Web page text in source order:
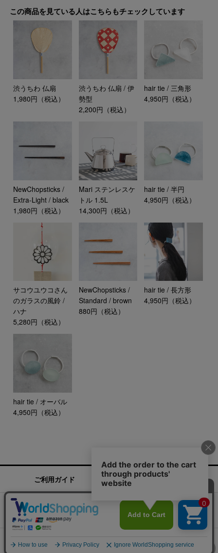
この商品を見ている人はこちらもチェックしています
渋うちわ 仏扇
1,980円（税込）
渋うちわ 仏扇 / 伊
勢型
2,200円（税込）
hair tie / 三角形
4,950円（税込）
NewChopsticks /
Extra-Light / black
1,980円（税込）
Mari ステンレスケ
トル 1.5L
14,300円（税込）
hair tie / 半円
4,950円（税込）
サコウユウコさん
のガラスの風鈴 /
ハナ
5,280円（税込）
NewChopsticks /
Standard / brown
880円（税込）
hair tie / 長方形
4,950円（税込）
hair tie / オーバル
4,950円（税込）
ご利用ガイド お問い合わせ 実店舗情報
運営会社
特定商取引法に基づく表記
プライバシーポリシー
ご利用規約
サイト内の文章、画像などの著作物は株式会社クラスカに属します。無断転載を禁止します。